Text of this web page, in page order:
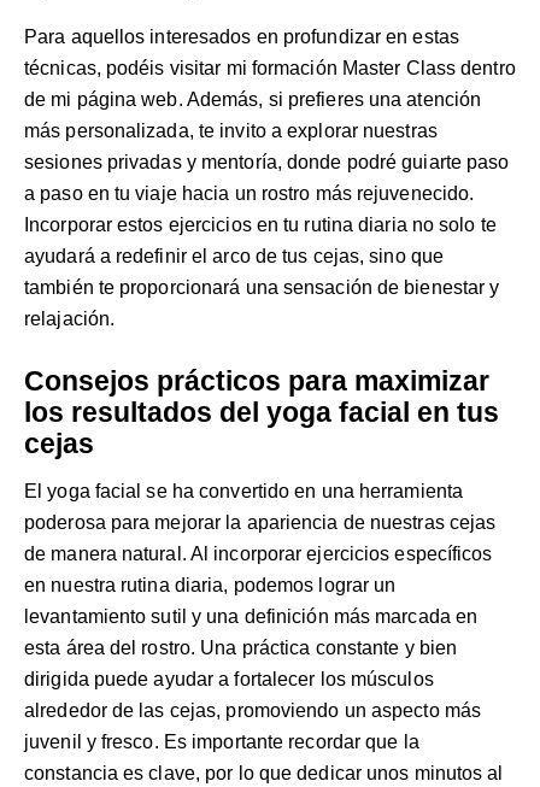
Para aquellos interesados en profundizar en estas
técnicas, podéis visitar mi formación Master Class dentro
de mi página web. Además, si prefieres una atención
más personalizada, te invito a explorar nuestras
sesiones privadas y mentoría, donde podré guiarte paso
a paso en tu viaje hacia un rostro más rejuvenecido.
Incorporar estos ejercicios en tu rutina diaria no solo te
ayudará a redefinir el arco de tus cejas, sino que
también te proporcionará una sensación de bienestar y
relajación.
Consejos prácticos para maximizar
los resultados del yoga facial en tus
cejas
El yoga facial se ha convertido en una herramienta
poderosa para mejorar la apariencia de nuestras cejas
de manera natural. Al incorporar ejercicios específicos
en nuestra rutina diaria, podemos lograr un
levantamiento sutil y una definición más marcada en
esta área del rostro. Una práctica constante y bien
dirigida puede ayudar a fortalecer los músculos
alrededor de las cejas, promoviendo un aspecto más
juvenil y fresco. Es importante recordar que la
constancia es clave, por lo que dedicar unos minutos al